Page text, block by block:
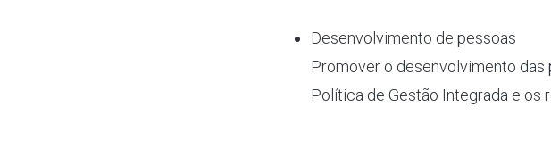
Desenvolvimento de pessoas
Promover o desenvolvimento
Política de Gestão Integrada e os